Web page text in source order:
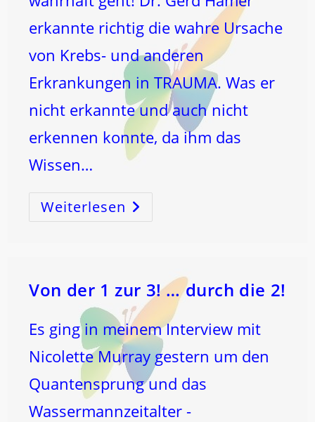
erkannte richtig die wahre Ursache
von Krebs- und anderen
Erkrankungen in TRAUMA. Was er
nicht erkannte und auch nicht
erkennen konnte, da ihm das
Wissen…
Weiterlesen TRAUMA
Verstehen
Und
Von der 1 zur 3! … durch die 2!
Es ging in meinem Interview mit
Nicolette Murray gestern um den
Quantensprung und das
Wassermannzeitalter -